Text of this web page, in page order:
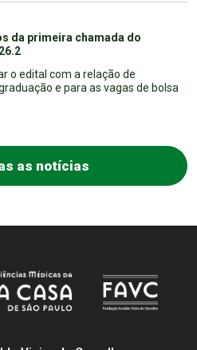
da primeira chamada do
o edital com a relação de
e para as vagas de bolsa
as notícias